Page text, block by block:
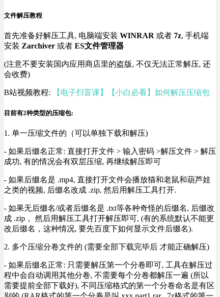
文件解压教程
首先准备好解压工具, 电脑端安装 WINRAR 或者 7z, 手机端
安装 Zarchiver 或者 ES文件管理器
(注意不要安装国内应用商店里的盗版, 不仅无法正常解压, 还
会收费)
B站视频教程: 【电子扫盲课】【小白必看】如何解压压缩包
目前有2种类型的压缩包:
1. 单一压缩文件的（可以单独下载和解压)
- 如果后缀名正常: 直接打开文件 > 输入密码 >解压文件 > 解压
成功, 有的情况会有双层压缩, 再继续解压即可
- 如果后缀名是 .mp4, 直接打开文件会播放猫和老鼠和葫芦娃
之类的视频, 后缀名改成 .zip, 然后用解压工具打开.
- 如果无后缀名/或者后缀名是 .txt等各种奇怪的后缀名, 后缀改
成 .zip， 然后用解压工具打开解压即可, (有的系统默认不能更
改后缀名，这种情况, 要先百度下如何显示文件后缀名).
2. 多个压缩分卷文件的 (需要全部下载完毕后 才能正确解压)
- 如果后缀名正常: 只需要解压第一个分卷即可, 工具在解压过
程中会自动调用其他分卷, 不需要每个分卷都解压一遍 (所以
需要提前全部下载好), 不同压缩格式的第一个分卷命名是有区